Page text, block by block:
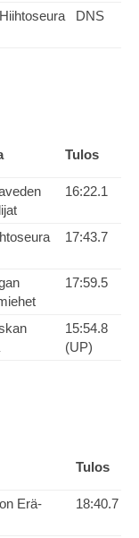
DNS
Tulos
16:22.1
17:43.7
17:59.5
15:54.8
(UP)
Tulos
Erä-
18:40.7